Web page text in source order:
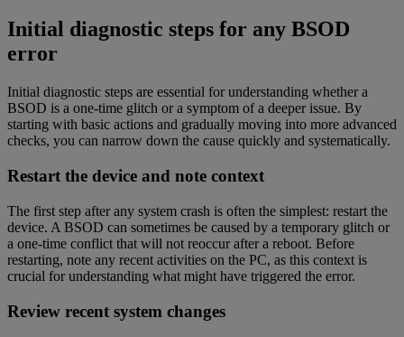
Initial diagnostic steps for any BSOD
error
Initial diagnostic steps are essential for understanding whether a
BSOD is a one-time glitch or a symptom of a deeper issue. By
starting with basic actions and gradually moving into more advanced
checks, you can narrow down the cause quickly and systematically.
Restart the device and note context
The first step after any system crash is often the simplest: restart the
device. A BSOD can sometimes be caused by a temporary glitch or
a one-time conflict that will not reoccur after a reboot. Before
restarting, note any recent activities on the PC, as this context is
crucial for understanding what might have triggered the error.
Review recent system changes